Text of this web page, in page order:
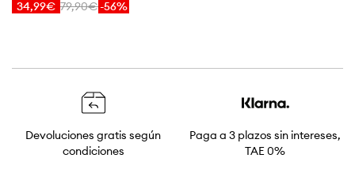
Devoluciones gratis según
condiciones
Paga a 3 plazos sin intereses,
TAE 0%